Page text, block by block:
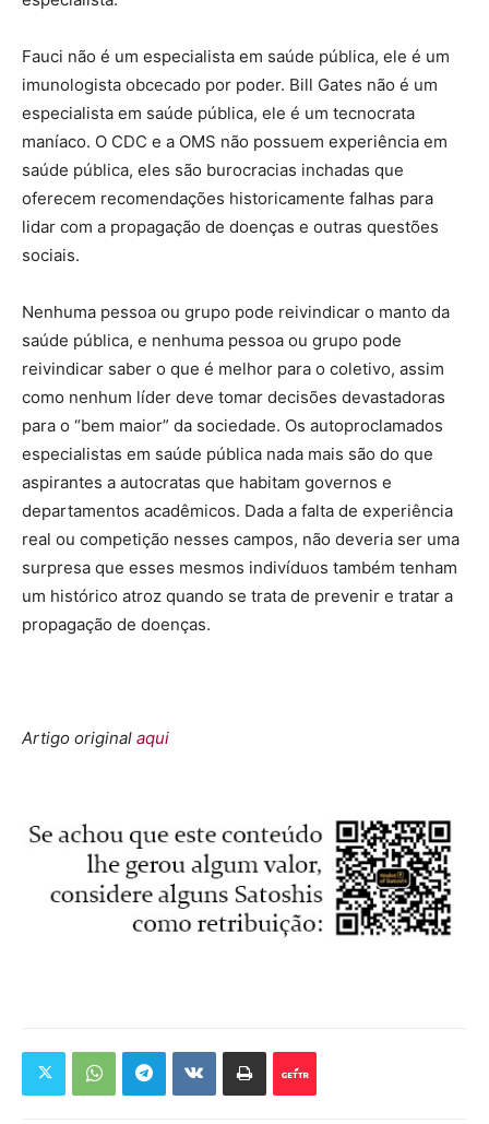
Fauci não é um especialista em saúde pública, ele é um
imunologista obcecado por poder. Bill Gates não é um
especialista em saúde pública, ele é um tecnocrata
maníaco. O CDC e a OMS não possuem experiência em
saúde pública, eles são burocracias inchadas que
oferecem recomendações historicamente falhas para
lidar com a propagação de doenças e outras questões
sociais.
Nenhuma pessoa ou grupo pode reivindicar o manto da
saúde pública, e nenhuma pessoa ou grupo pode
reivindicar saber o que é melhor para o coletivo, assim
como nenhum líder deve tomar decisões devastadoras
para o “bem maior” da sociedade. Os autoproclamados
especialistas em saúde pública nada mais são do que
aspirantes a autocratas que habitam governos e
departamentos acadêmicos. Dada a falta de experiência
real ou competição nesses campos, não deveria ser uma
surpresa que esses mesmos indivíduos também tenham
um histórico atroz quando se trata de prevenir e tratar a
propagação de doenças.
Artigo original aqui